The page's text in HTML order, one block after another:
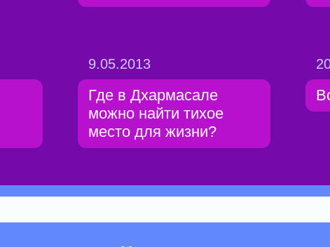
9.05.2013
Где в Дхармасале
можно найти тихое
место для жизни?